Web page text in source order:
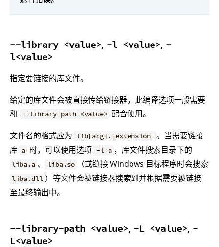
--library <value>, -l <value>, -
l<value>
指定要链接的库文件。
给定的库文件会被直接传给链接器，此编译选项一般需要
和 --library-path <value> 配合使用。
文件名的格式应为 lib[arg].[extension] 。当需要链接
库 a 时，可以使用选项 -l a ，库文件搜索目录下的
liba.a 、 liba.so （或链接 Windows 目标程序时会搜索
liba.dll ）等文件会被链接器搜索到并根据需要被链接
至最终输出中。
--library-path <value>, -L <value>, -
L<value>